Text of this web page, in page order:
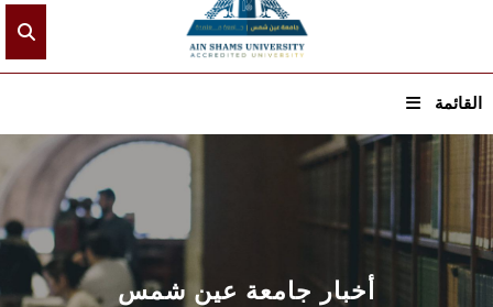
القائمة
الرئيسيـة
عن الجامعة
القطاعـات أخبار جامعة عين شمس